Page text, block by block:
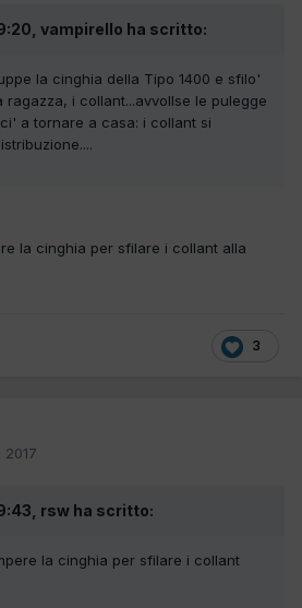
vampirello ha scritto:
la cinghia della Tipo 1400 e sfilo'
ragazza, i collant...avvollse le pulegge
a tornare a casa: i collant si
la cinghia per sfilare i collant alla
3
2017
rsw ha scritto:
la cinghia per sfilare i collant